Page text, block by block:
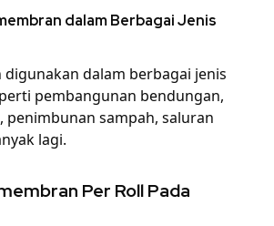
dalam Berbagai Jenis
digunakan dalam berbagai jenis
pembangunan bendungan,
penimbunan sampah, saluran
lagi.
Per Roll Pada